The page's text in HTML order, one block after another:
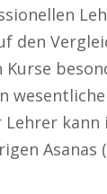
den
kann
Asanas